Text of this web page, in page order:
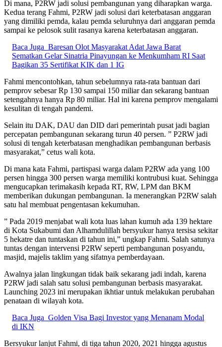
Di mana, P2RW jadi solusi pembangunan yang diharapkan warga.
Kedua terang Fahmi, P2RW jadi solusi dari keterbatasan anggaran
yang dimiliki pemda, kalau pemda seluruhnya dari anggaran pemda
sampai ke pelosok sulit rasanya karena keterbatasan anggaran.
Baca Juga Baresan Olot Masyarakat Adat Jawa Barat
Sematkan Gelar Sinatria Pinayungan ke Menkumham RI Saat
Bagikan 35 Sertifikat KIK dan 1 IG
Fahmi mencontohkan, tahun sebelumnya rata-rata bantuan dari
pemprov sebesar Rp 130 sampai 150 miliar dan sekarang bantuan
setengahnya hanya Rp 80 miliar. Hal ini karena pemprov mengalami
kesulitan di tengah pandemi.
Selain itu DAK, DAU dan DID dari pemerintah pusat jadi bagian
percepatan pembangunan sekarang turun 40 persen. ” P2RW jadi
solusi di tengah keterbatasan menghadikan pembangunan berbasis
masyarakat,” cetus wali kota.
Di mana kata Fahmi, partispasi warga dalam P2RW ada yang 100
persen hingga 300 persen warga memiliki kontrubusi kuat. Sehingga
mengucapkan terimakasih kepada RT, RW, LPM dan BKM
memberikan dukungan pembangunan. Ia menerangkan P2RW salah
satu hal membuat pengentasan kekumuhan.
” Pada 2019 menjabat wali kota luas lahan kumuh ada 139 hektare
di Kota Sukabumi dan Alhamdulillah bersyukur hanya tersisa sekitar
5 hekatre dan tuntaskan di tahun ini,” ungkap Fahmi. Salah satunya
tuntas dengan intervensi P2RW seperti pembangunan posyandu,
masjid, majelis taklim yang sifatnya pemberdayaan.
Awalnya jalan lingkungan tidak baik sekarang jadi indah, karena
P2RW jadi salah satu solusi pembangunan berbasis masyarakat.
Launching 2023 ini merupakan ikhtiar untuk melakukan perubahan
penataan di wilayah kota.
Baca Juga Golden Visa Bagi Investor yang Menanam Modal
di IKN
Bersyukur lanjut Fahmi, di tiga tahun 2020, 2021 hingga agustus